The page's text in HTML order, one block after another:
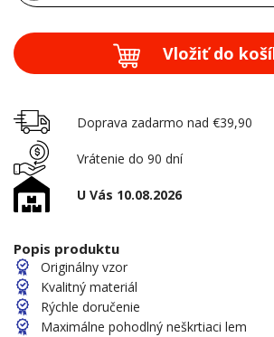
Vložiť do
Doprava zadarmo nad €39,90
Vrátenie do 90 dní
U Vás 10.08.2026
Popis produktu
Originálny vzor
Kvalitný materiál
Rýchle doručenie
Maximálne pohodlný neškrtiaci lem